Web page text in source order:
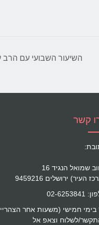
השיעור השבועי עם הרב
קשר
שמואל הנגיד 16
העיר) ירושלים 9459216
6253841
בימי חמישי (משעות אחר
לשלוח וצאפ אל